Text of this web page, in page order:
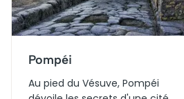
Pompéi
Au pied du Vésuve, Pompéi